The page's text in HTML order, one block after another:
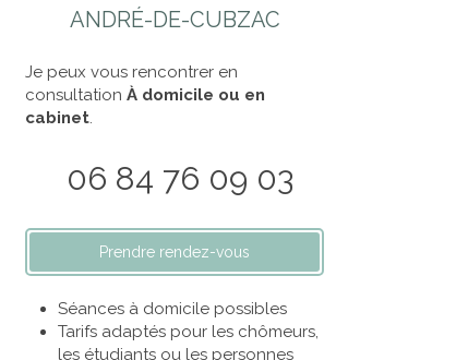
ANDRÉ-DE-CUBZAC
Je peux vous rencontrer en
consultationÀ domicile ou en
cabinet.
06 84 76 09 03
Prendre rendez-vous
Séances à domicile possibles
Tarifs adaptés pour les chômeurs,
les étudiants ou les personnes